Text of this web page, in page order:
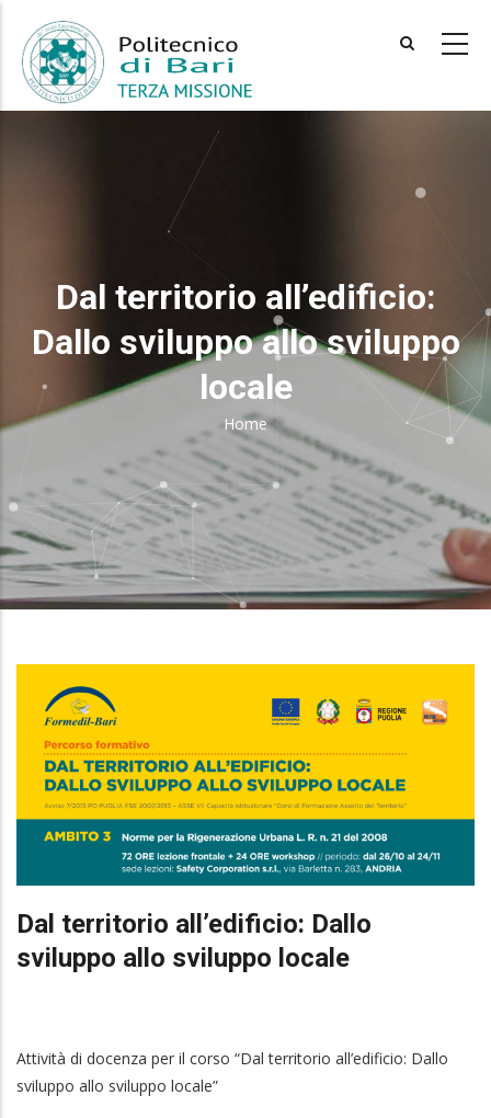
main
content
Dal territorio all’edificio:
Dallo sviluppo allo sviluppo
locale
Breadcrumb
Home
Dal territorio all’edificio: Dallo
sviluppo allo sviluppo locale
Attività di docenza per il corso “Dal territorio all’edificio: Dallo
sviluppo allo sviluppo locale”